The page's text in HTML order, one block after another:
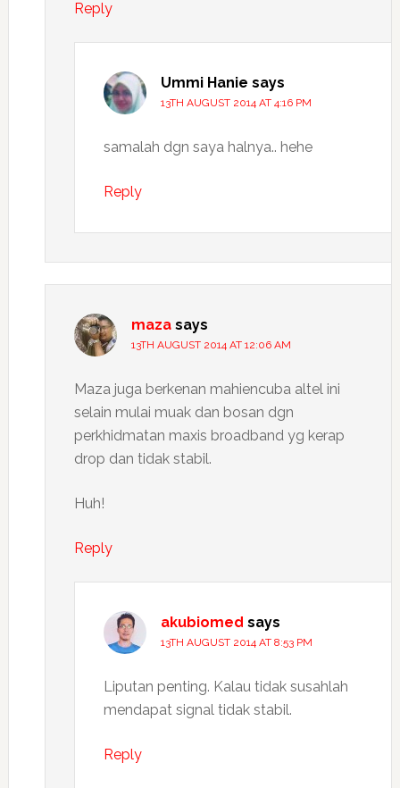
Reply
Ummi Hanie says
13TH AUGUST 2014 AT 4:16 PM
samalah dgn saya halnya.. hehe
Reply
maza says
13TH AUGUST 2014 AT 12:06 AM
Maza juga berkenan mahiencuba altel ini
selain mulai muak dan bosan dgn
perkhidmatan maxis broadband yg kerap
drop dan tidak stabil.
Huh!
Reply
akubiomed says
13TH AUGUST 2014 AT 8:53 PM
Liputan penting. Kalau tidak susahlah
mendapat signal tidak stabil.
Reply